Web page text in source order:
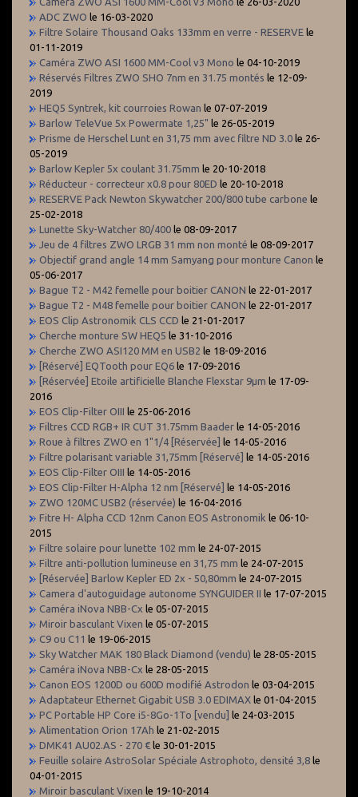
ADC ZWO le 16-03-2020
Filtre Solaire Thousand Oaks 133mm en verre - RESERVE le
01-11-2019
Caméra ZWO ASI 1600 MM-Cool v3 Mono le 04-10-2019
Réservés Filtres ZWO SHO 7nm en 31.75 montés le 12-09-
2019
HEQ5 Syntrek, kit courroies Rowan le 07-07-2019
Barlow TeleVue 5x Powermate 1,25" le 26-05-2019
Prisme de Herschel Lunt en 31,75 mm avec filtre ND 3.0 le 26-
05-2019
Barlow Kepler 5x coulant 31.75mm le 20-10-2018
Réducteur - correcteur x0.8 pour 80ED le 20-10-2018
RESERVE Pack Newton Skywatcher 200/800 tube carbone le
25-02-2018
Lunette Sky-Watcher 80/400 le 08-09-2017
Jeu de 4 filtres ZWO LRGB 31 mm non monté le 08-09-2017
Objectif grand angle 14 mm Samyang pour monture Canon le
05-06-2017
Bague T2 - M42 femelle pour boitier CANON le 22-01-2017
Bague T2 - M48 femelle pour boitier CANON le 22-01-2017
EOS Clip Astronomik CLS CCD le 21-01-2017
Cherche monture SW HEQ5 le 31-10-2016
Cherche ZWO ASI120 MM en USB2 le 18-09-2016
[Réservé] EQTooth pour EQ6 le 17-09-2016
[Réservée] Etoile artificielle Blanche Flexstar 9µm le 17-09-
2016
EOS Clip-Filter OIII le 25-06-2016
Filtres CCD RGB+ IR CUT 31.75mm Baader le 14-05-2016
Roue à filtres ZWO en 1"1/4 [Réservée] le 14-05-2016
Filtre polarisant variable 31,75mm [Réservé] le 14-05-2016
EOS Clip-Filter OIII le 14-05-2016
EOS Clip-Filter H-Alpha 12 nm [Réservé] le 14-05-2016
ZWO 120MC USB2 (réservée) le 16-04-2016
Fitre H- Alpha CCD 12nm Canon EOS Astronomik le 06-10-
2015
Filtre solaire pour lunette 102 mm le 24-07-2015
Filtre anti-pollution lumineuse en 31,75 mm le 24-07-2015
[Réservée] Barlow Kepler ED 2x - 50,80mm le 24-07-2015
Camera d'autoguidage autonome SYNGUIDER II le 17-07-2015
Caméra iNova NBB-Cx le 05-07-2015
Miroir basculant Vixen le 05-07-2015
C9 ou C11 le 19-06-2015
Sky Watcher MAK 180 Black Diamond (vendu) le 28-05-2015
Caméra iNova NBB-Cx le 28-05-2015
Canon EOS 1200D ou 600D modifié Astrodon le 03-04-2015
Adaptateur Ethernet Gigabit USB 3.0 EDIMAX le 01-04-2015
PC Portable HP Core i5-8Go-1To [vendu] le 24-03-2015
Alimentation Orion 17Ah le 21-02-2015
DMK41 AU02.AS - 270 € le 30-01-2015
Feuille solaire AstroSolar Spéciale Astrophoto, densité 3,8 le
04-01-2015
Miroir basculant Vixen le 19-10-2014